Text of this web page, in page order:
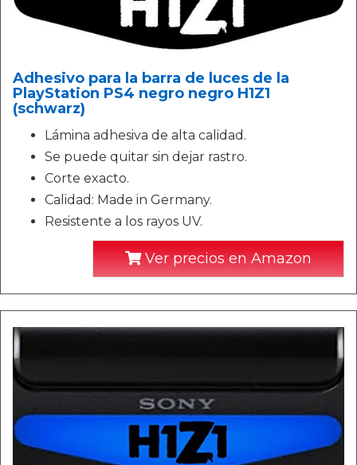
Adhesivo para la barra de luces de la
PlayStation PS4 negro negro H1Z1
(schwarz)
Lámina adhesiva de alta calidad.
Se puede quitar sin dejar rastro.
Corte exacto.
Calidad: Made in Germany.
Resistente a los rayos UV.
Ver precios en Amazon